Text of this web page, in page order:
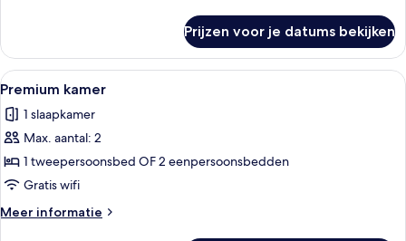
kamer,
terras
Prijzen voor je datums bekijken
Alle
foto's
voor
Premium
kamer
laden
Een hotelkamer met een groot bed,
9
Premium kamer
1 slaapkamer
Max. aantal: 2
1 tweepersoonsbed OF 2 eenpersoonsbedden
Gratis wifi
Meer informatie
Meer